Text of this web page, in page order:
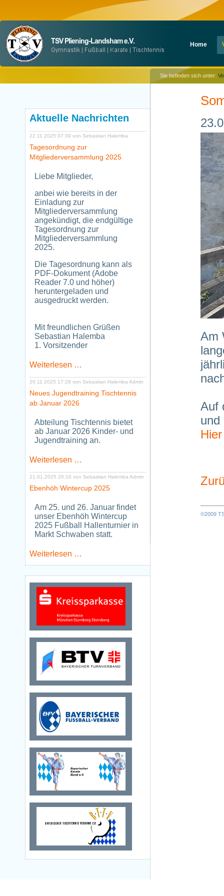
überspringen
Home
Sie befinden sich unter:
Aktuelle Nachrichten
22.11.2025 07:39 von Sebastian Halemba
Tagesordnung zur
Mitgliederversammlung 2025
Liebe Mitglieder,
anbei wie bereits in der
Einladung zur
Mitgliederversammlung
angekündigt, die endgültige
Tagesordnung zur
Mitgliederversammlung
2025.
Die Tagesordnung kann als
PDF-Dokument (Adobe
Reader 7.0 und höher)
heruntergeladen und
ausgedruckt werden.
Mit freundlichen Grüßen
Sebastian Halemba
1. Vorsitzender
Weiterlesen …
Mitgliederversammlung
2025
20.11.2025 17:28 von Sebastian Halemba Admin
Neues Jugendtraining Tischtennis
ab Januar 2026
Abteilung Tischtennis bietet
ab Januar 2026 Kinder- und
Jugendtraining an.
Weiterlesen …
Tischtennis
ab
2026
21.01.2025 20:10 von Sebastian Halemba Admin
Ebenhöh Wintercup 2025
Am 25. und 26. Januar findet
unser Ebenhöh Wintercup
2025 Fußball Hallenturnier in
Markt Schwaben statt.
Weiterlesen …
Am
Auf
und
©2009